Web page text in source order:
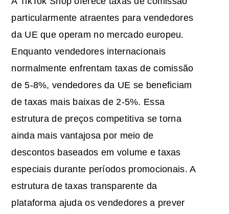
particularmente atraentes para vendedores
da UE que operam no mercado europeu.
Enquanto vendedores internacionais
normalmente enfrentam taxas de comissão
de 5-8%, vendedores da UE se beneficiam
de taxas mais baixas de 2-5%. Essa
estrutura de preços competitiva se torna
ainda mais vantajosa por meio de
descontos baseados em volume e taxas
especiais durante períodos promocionais. A
estrutura de taxas transparente da
plataforma ajuda os vendedores a prever